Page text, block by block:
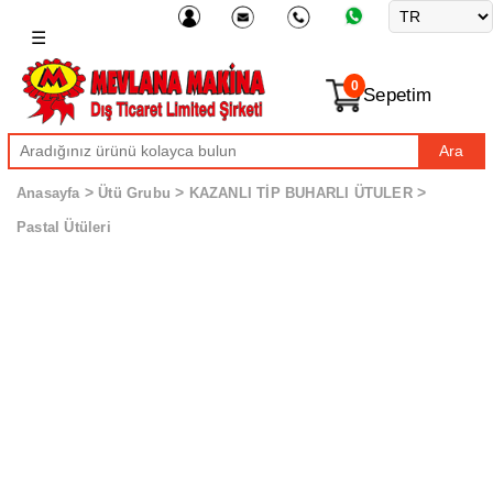
Sepetim
0
Ara
☰
Anasayfa > Ütü Grubu > KAZANLI TİP BUHARLI ÜTULER>
Pastal Ütüleri